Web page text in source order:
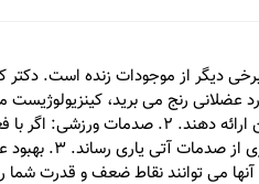
دیگر از موجودات زنده است. دکتر
اگر از درد عضلانی رنج می برید،
راه حل های سالم و ایمن برای
حرکات